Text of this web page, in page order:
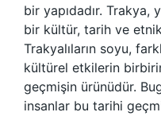
bir yapıdadır. Trakya,
bir kültür, tarih ve
Trakyalıların soyu,
kültürel etkilerin
geçmişin ürünüdür.
insanlar bu tarihi